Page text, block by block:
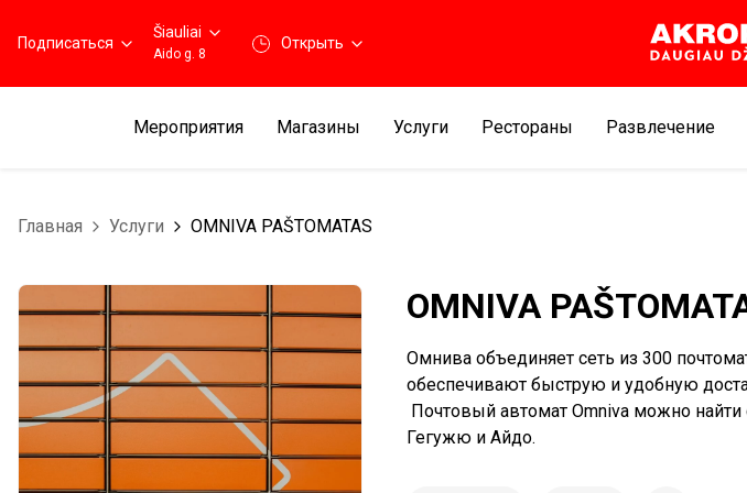
Подписаться
Šiauliai
Aido g. 8
Открыть
Мероприятия Магазины Услуги Рестораны Развлечение
Главная Услуги OMNIVA PAŠTOMATAS
OMNIVA
Омнива объединяет сеть из 300
обеспечивают быструю и удобную
Почтовый автомат Omniva можно
Гегужю и Айдо.